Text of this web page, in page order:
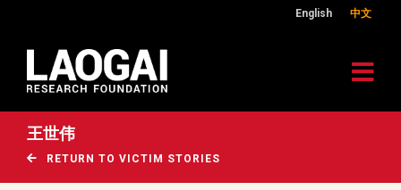
English 中文
王世伟
RETURN TO VICTIM STORIES